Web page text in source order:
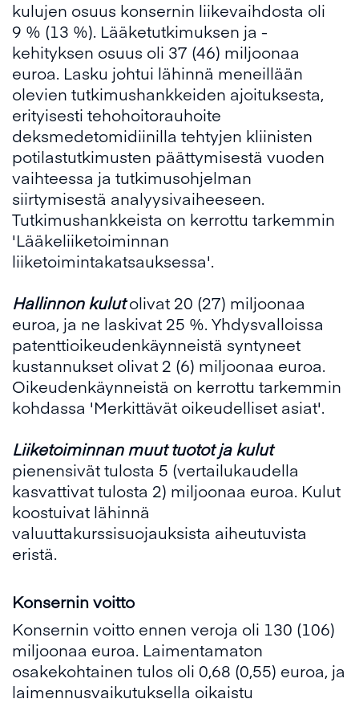
kulujen osuus konsernin liikevaihdosta oli
9 % (13 %). Lääketutkimuksen ja -
kehityksen osuus oli 37 (46) miljoonaa
euroa. Lasku johtui lähinnä meneillään
olevien tutkimushankkeiden ajoituksesta,
erityisesti tehohoitorauhoite
deksmedetomidiinilla tehtyjen kliinisten
potilastutkimusten päättymisestä vuoden
vaihteessa ja tutkimusohjelman
siirtymisestä analyysivaiheeseen.
Tutkimushankkeista on kerrottu tarkemmin
'Lääkeliiketoiminnan
liiketoimintakatsauksessa'.
Hallinnon kulutolivat 20 (27) miljoonaa
euroa, ja ne laskivat 25 %. Yhdysvalloissa
patenttioikeudenkäynneistä syntyneet
kustannukset olivat 2 (6) miljoonaa euroa.
Oikeudenkäynneistä on kerrottu tarkemmin
kohdassa 'Merkittävät oikeudelliset asiat'.
Liiketoiminnan muut tuotot ja kulut
pienensivät tulosta 5 (vertailukaudella
kasvattivat tulosta 2) miljoonaa euroa. Kulut
koostuivat lähinnä
valuuttakurssisuojauksista aiheutuvista
eristä.
Konsernin voitto
Konsernin voitto ennen veroja oli 130 (106)
miljoonaa euroa. Laimentamaton
osakekohtainen tulos oli 0,68 (0,55) euroa, ja
laimennusvaikutuksella oikaistu